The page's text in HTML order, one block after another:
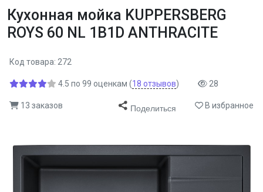
Кухонная мойка KUPPERSBERG
ROYS 60 NL 1B1D ANTHRACITE
Код товара: 272
4.5 по 99 оценкам (18 отзывов) 28
13 заказов Поделиться В избранное